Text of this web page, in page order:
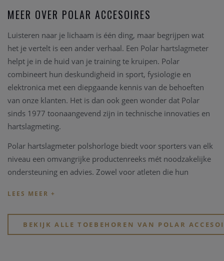
MEER OVER POLAR ACCESOIRES
Luisteren naar je lichaam is één ding, maar begrijpen wat
het je vertelt is een ander verhaal. Een Polar hartslagmeter
helpt je in de huid van je training te kruipen. Polar
combineert hun deskundigheid in sport, fysiologie en
elektronica met een diepgaande kennis van de behoeften
van onze klanten. Het is dan ook geen wonder dat Polar
sinds 1977 toonaangevend zijn in technische innovaties en
hartslagmeting.
Polar hartslagmeter polshorloge biedt voor sporters van elk
niveau een omvangrijke productenreeks mét noodzakelijke
ondersteuning en advies. Zowel voor atleten die hun
gezonheid willen verbeteren, revalideren of hun gewicht
Ambitieuze en zeer getalenteerde professionals streven naar
BEKIJK ALLE TOEBEHOREN VAN POLAR